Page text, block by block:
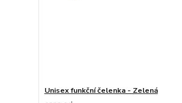
Unisex funkční čelenka - Zelená